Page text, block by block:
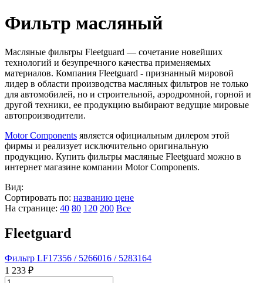
Фильтр масляный
Масляные фильтры Fleetguard — сочетание новейших
технологий и безупречного качества применяемых
материалов. Компания Fleetguard - признанный мировой
лидер в области производства масляных фильтров не только
для автомобилей, но и строительной, аэродромной, горной и
другой техники, ее продукцию выбирают ведущие мировые
автопроизводители.
Motor Components является официальным дилером этой
фирмы и реализует исключительно оригинальную
продукцию. Купить фильтры масляные Fleetguard можно в
интернет магазине компании Motor Components.
Вид:
Сортировать по: названию цене
На странице: 40 80 120 200 Все
Fleetguard
Фильтр LF17356 / 5266016 / 5283164
1 233 ₽